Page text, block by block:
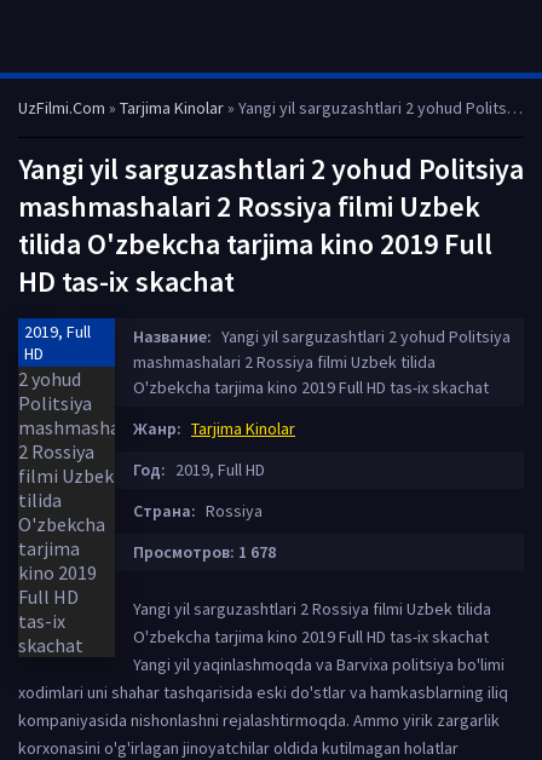
UzFilmi.Com » Tarjima Kinolar» Yangi yil sarguzashtlari 2 yohud Politsiya mashmashalari 2 Rossiya filmi Uzbek tilida O'zbekcha tarjima kino 2019 Full HD tas-ix skachat
Yangi yil sarguzashtlari 2 yohud Politsiya
mashmashalari 2 Rossiya filmi Uzbek
tilida O'zbekcha tarjima kino 2019 Full
HD tas-ix skachat
2019, Full
HD
Название: Yangi yil sarguzashtlari 2 yohud Politsiya
mashmashalari 2 Rossiya filmi Uzbek tilida
O'zbekcha tarjima kino 2019 Full HD tas-ix skachat
Жанр: Tarjima Kinolar
Год: 2019, Full HD
Страна: Rossiya
Просмотров: 1 678
Yangi yil sarguzashtlari 2 Rossiya filmi Uzbek tilida
O'zbekcha tarjima kino 2019 Full HD tas-ix skachat
Yangi yil yaqinlashmoqda va Barvixa politsiya bo'limi
xodimlari uni shahar tashqarisida eski do'stlar va hamkasblarning iliq
kompaniyasida nishonlashni rejalashtirmoqda. Ammo yirik zargarlik
korxonasini o'g'irlagan jinoyatchilar oldida kutilmagan holatlar